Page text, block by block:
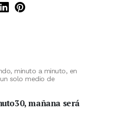
Instagram
en X (Twitter)
en TikTok
de Minuto30 en
Minuto30 en LinkedIn
Minuto30 en
minuto a minuto, en
solo medio de
mañana será